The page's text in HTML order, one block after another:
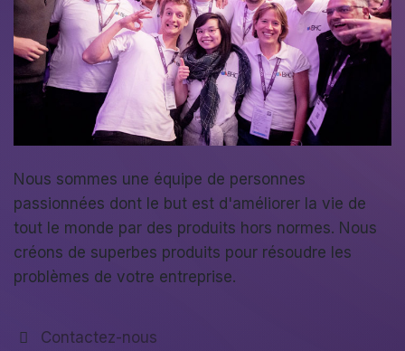
Nous sommes une équipe de personnes
passionnées dont le but est d'améliorer la vie de
tout le monde par des produits hors normes. Nous
créons de superbes produits pour résoudre les
problèmes de votre entreprise.
Contactez-nous